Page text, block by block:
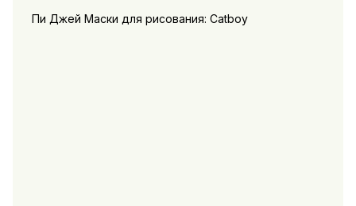
Пи Джей Маски для рисования: Catboy